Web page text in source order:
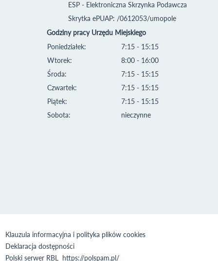
ESP - Elektroniczna Skrzynka Podawcza
Skrytka ePUAP: /0612053/umopole
Godziny pracy Urzędu Miejskiego
Poniedziałek:
Wtorek:
Środa:
Czwartek:
Piątek:
Sobota:
7:15 - 15:15
8:00 - 16:00
7:15 - 15:15
7:15 - 15:15
7:15 - 15:15
nieczynne
Klauzula informacyjna i polityka plików cookies
Deklaracja dostępności
Polski serwer RBL https://polspam.pl/